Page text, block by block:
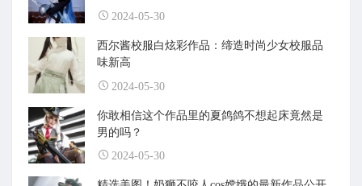
2024-05-30
西尔酱校服白炫彩作品：缔造时尚少女校服品
味新高
2024-05-30
你敢相信这个作品里的夏鸽鸽不想起床竟然是
男的吗？
2024-05-30